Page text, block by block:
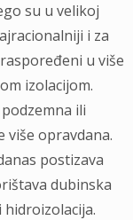
su u velikoj
i za
u više
izolacijom.
ili
više opravdana.
postizava
dubinska